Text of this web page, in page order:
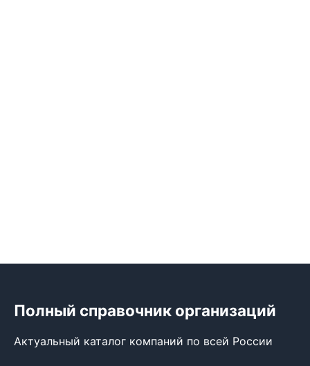
Полный справочник организаций
Актуальный каталог компаний по всей России